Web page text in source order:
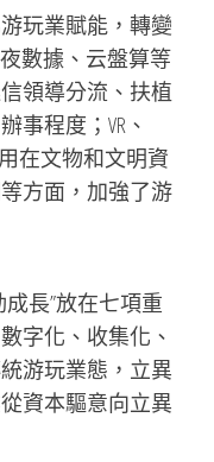
玩業賦能，轉變
數據、云盤算等
領導分流、扶植
事程度；VR、
在文物和文明資
方面，加強了游
長”放在七項重
字化、收集化、
游玩業態，立異
資本驅意向立異